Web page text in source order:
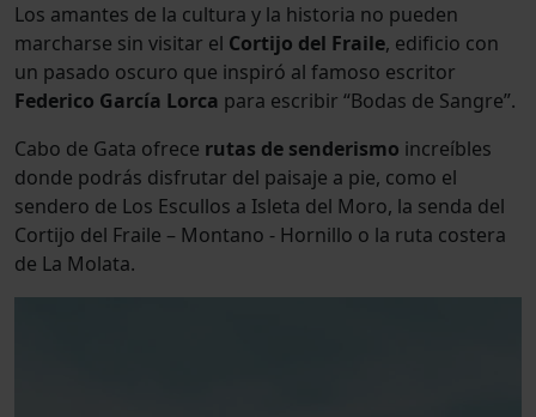
Los amantes de la cultura y la historia no pueden
marcharse sin visitar el Cortijo del Fraile, edificio con
un pasado oscuro que inspiró al famoso escritor
Federico García Lorca para escribir “Bodas de Sangre”.
Cabo de Gata ofrece rutas de senderismo increíbles
donde podrás disfrutar del paisaje a pie, como el
sendero de Los Escullos a Isleta del Moro, la senda del
Cortijo del Fraile – Montano - Hornillo o la ruta costera
de La Molata.